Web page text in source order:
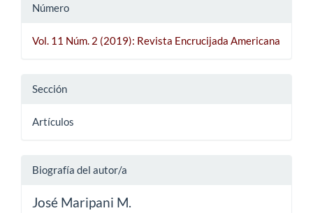
Número
Vol. 11 Núm. 2 (2019): Revista Encrucijada Americana
Sección
Artículos
Biografía del autor/a
José Maripani M.